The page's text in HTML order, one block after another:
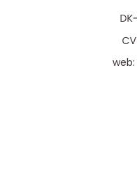
web: